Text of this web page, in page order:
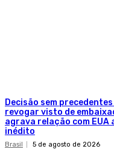
Decisão sem precedentes
revogar visto de
agrava relação com EUA
inédito
Brasil 5 de agosto de 2026